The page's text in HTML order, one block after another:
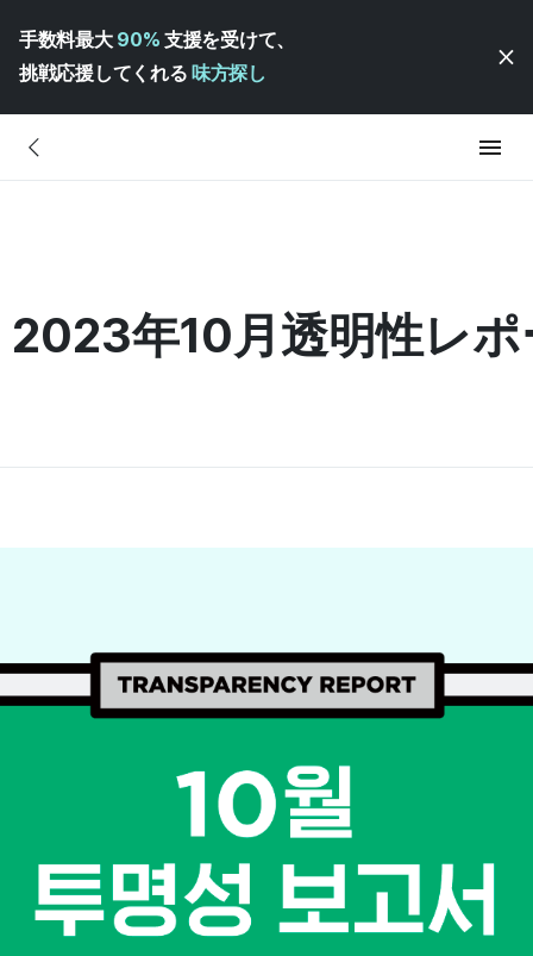
手数料最大 90% 支援を受けて、
挑戦応援してくれる 味方探し
年10月透明性レポ